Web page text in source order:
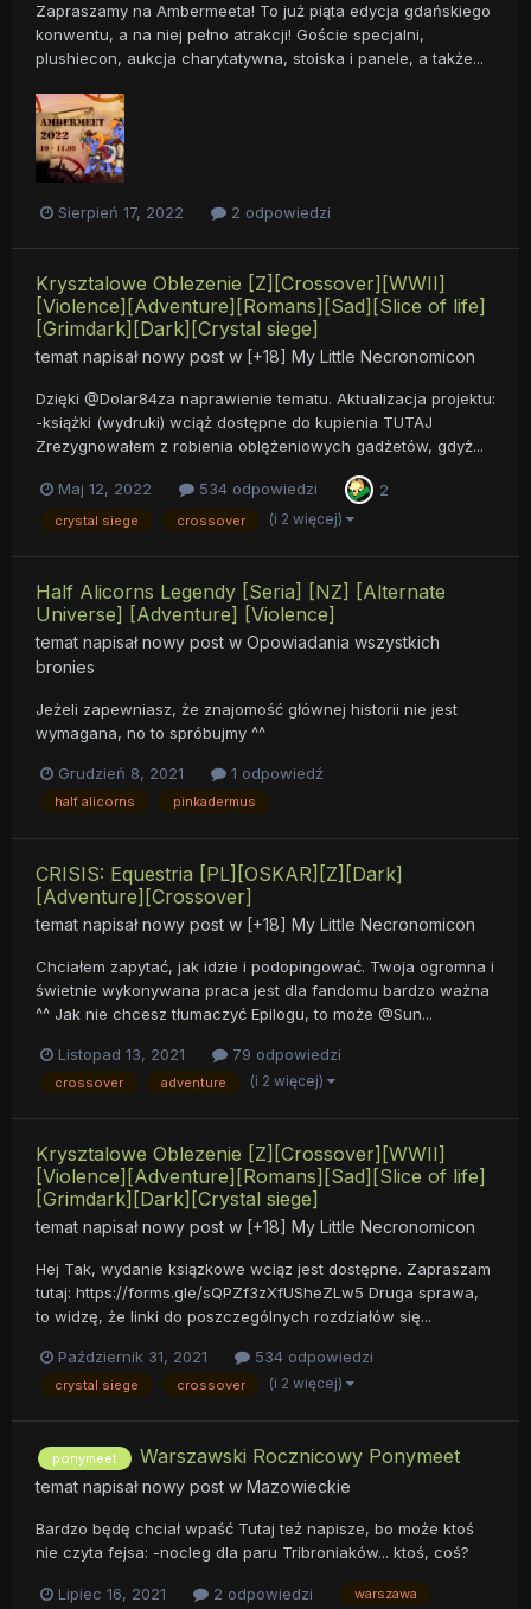
Zapraszamy na Ambermeeta! To już piąta edycja gdańskiego
konwentu, a na niej pełno atrakcji! Goście specjalni,
plushiecon, aukcja charytatywna, stoiska i panele, a także...
Sierpień 17, 2022 2 odpowiedzi
Krysztalowe Oblezenie [Z][Crossover][WWII]
[Violence][Adventure][Romans][Sad][Slice of life]
[Grimdark][Dark][Crystal siege]
temat napisał nowy post w [+18] My Little Necronomicon
Dzięki @Dolar84za naprawienie tematu. Aktualizacja projektu:
-książki (wydruki) wciąż dostępne do kupienia TUTAJ
Zrezygnowałem z robienia oblężeniowych gadżetów, gdyż...
Maj 12, 2022 534 odpowiedzi 2
crystal siege crossover (i 2 więcej)
Half Alicorns Legendy [Seria] [NZ] [Alternate
Universe] [Adventure] [Violence]
temat napisał nowy post w Opowiadania wszystkich
bronies
Jeżeli zapewniasz, że znajomość głównej historii nie jest
wymagana, no to spróbujmy ^^
Grudzień 8, 2021 1 odpowiedź
half alicorns pinkadermus
CRISIS: Equestria [PL][OSKAR][Z][Dark]
[Adventure][Crossover]
temat napisał nowy post w [+18] My Little Necronomicon
Chciałem zapytać, jak idzie i podopingować. Twoja ogromna i
świetnie wykonywana praca jest dla fandomu bardzo ważna
^^ Jak nie chcesz tłumaczyć Epilogu, to może @Sun...
Listopad 13, 2021 79 odpowiedzi
crossover adventure (i 2 więcej)
Krysztalowe Oblezenie [Z][Crossover][WWII]
[Violence][Adventure][Romans][Sad][Slice of life]
[Grimdark][Dark][Crystal siege]
temat napisał nowy post w [+18] My Little Necronomicon
Hej Tak, wydanie ksiązkowe wciąz jest dostępne. Zapraszam
tutaj: https://forms.gle/sQPZf3zXfUSheZLw5 Druga sprawa,
to widzę, że linki do poszczególnych rozdziałów się...
Październik 31, 2021 534 odpowiedzi
crystal siege crossover (i 2 więcej)
ponymeet Warszawski Rocznicowy Ponymeet
temat napisał nowy post w Mazowieckie
Bardzo będę chciał wpaść Tutaj też napisze, bo może ktoś
nie czyta fejsa: -nocleg dla paru Tribroniaków... ktoś, coś?
Lipiec 16, 2021 2 odpowiedzi warszawa